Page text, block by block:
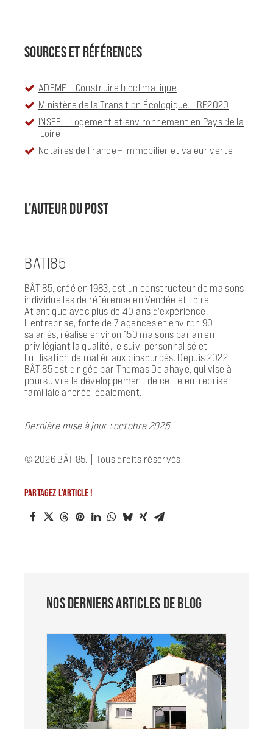
SOURCES ET RÉFÉRENCES
ADEME – Construire bioclimatique
Ministère de la Transition Écologique – RE2020
INSEE – Logement et environnement en Pays de la
Loire
Notaires de France – Immobilier et valeur verte
L'AUTEUR DU POST
BATI85
BÂTI85, créé en 1983, est un constructeur de maisons
individuelles de référence en Vendée et Loire-
Atlantique avec plus de 40 ans d'expérience.
L'entreprise, forte de 7 agences et environ 90
salariés, réalise environ 150 maisons par an en
privilégiant la qualité, le suivi personnalisé et
l'utilisation de matériaux biosourcés. Depuis 2022,
BÂTI85 est dirigée par Thomas Delahaye, qui vise à
poursuivre le développement de cette entreprise
familiale ancrée localement.
Dernière mise à jour : octobre 2025
© 2026 BÂTI85. | Tous droits réservés.
PARTAGEZ L'ARTICLE !
NOS DERNIERS ARTICLES DE BLOG